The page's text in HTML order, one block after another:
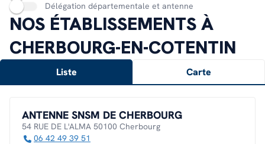
Délégation départementale et antenne
NOS ÉTABLISSEMENTS À
CHERBOURG-EN-COTENTIN
Liste Carte
ANTENNE SNSM DE CHERBOURG
54 RUE DE L'ALMA 50100 Cherbourg
06 42 49 39 51